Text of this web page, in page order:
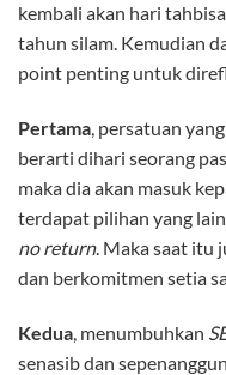
kembali akan hari
tahun silam. Kemudian
point penting untuk
Pertama, persatuan
berarti dihari seorang
maka dia akan masuk
terdapat pilihan yang
no return. Maka saat itu
dan berkomitmen setia
Kedua, menumbuhkan
senasib dan